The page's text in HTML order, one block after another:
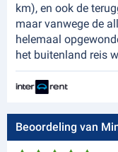
km), en ook de
maar vanwege de
helemaal
het buitenland reis
Beoordeling van